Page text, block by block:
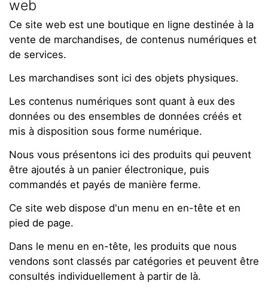
web
Ce site web est une boutique en ligne destinée à la
vente de marchandises, de contenus numériques et
de services.
Les marchandises sont ici des objets physiques.
Les contenus numériques sont quant à eux des
données ou des ensembles de données créés et
mis à disposition sous forme numérique.
Nous vous présentons ici des produits qui peuvent
être ajoutés à un panier électronique, puis
commandés et payés de manière ferme.
Ce site web dispose d'un menu en en-tête et en
pied de page.
Dans le menu en en-tête, les produits que nous
vendons sont classés par catégories et peuvent être
consultés individuellement à partir de là.